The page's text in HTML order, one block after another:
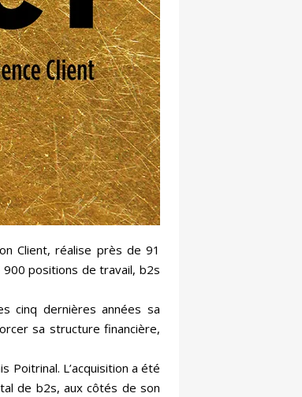
Client, réalise près de 91
900 positions de travail, b2s
cinq dernières années sa
sa structure financière,
Poitrinal. L’acquisition a été
de b2s, aux côtés de son